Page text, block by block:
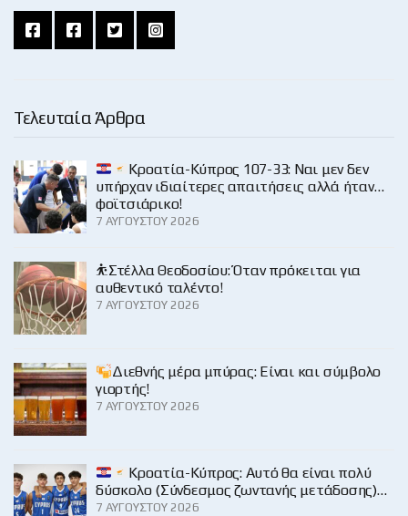
Τελευταία Άρθρα
Κροατία-Κύπρος 107-33: Ναι μεν δεν
υπήρχαν ιδιαίτερες απαιτήσεις αλλά ήταν…
φοϊτσιάρικο!
7 ΑΥΓΟΎΣΤΟΥ 2026
⛹️Στέλλα Θεοδοσίου: Όταν πρόκειται για
αυθεντικό ταλέντο!
7 ΑΥΓΟΎΣΤΟΥ 2026
Διεθνής μέρα μπύρας: Είναι και σύμβολο
γιορτής!
7 ΑΥΓΟΎΣΤΟΥ 2026
Κροατία-Κύπρος: Αυτό θα είναι πολύ
δύσκολο (Σύνδεσμος ζωντανής μετάδοσης)…
7 ΑΥΓΟΎΣΤΟΥ 2026